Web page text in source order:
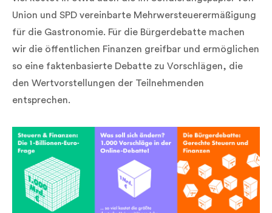
Union und SPD vereinbarte Mehrwersteuerermäßigung
für die Gastronomie. Für die Bürgerdebatte machen
wir die öffentlichen Finanzen greifbar und ermöglichen
so eine faktenbasierte Debatte zu Vorschlägen, die
den Wertvorstellungen der Teilnehmenden
entsprechen.